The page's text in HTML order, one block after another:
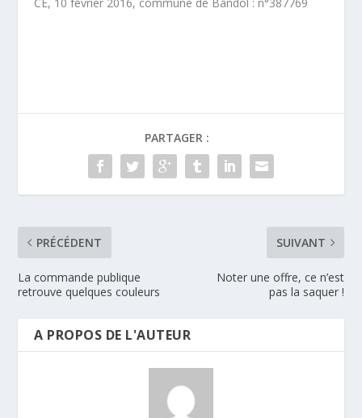
PARTAGER :
PRÉCÉDENT
La commande publique
retrouve quelques couleurs
SUIVANT
Noter une offre, ce n’est
pas la saquer !
A PROPOS DE L'AUTEUR